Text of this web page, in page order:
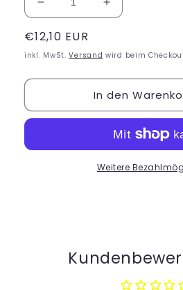
Verringere
die
Menge
für
PED
2
Ref.-
Erhöhe
die
für
PED
2
Ref.-
Nr.
Normaler
Preis
€12,10 EUR
inkl. MwSt.Versand wird beim
In den
Weitere